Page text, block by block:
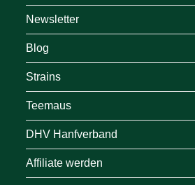
Newsletter
Blog
Strains
Teemaus
DHV Hanfverband
Affiliate werden